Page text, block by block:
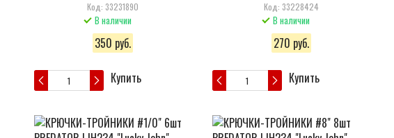
Код: 33231890
В наличии
350 руб.
Купить
Код: 33228424
В наличии
270 руб.
Купить